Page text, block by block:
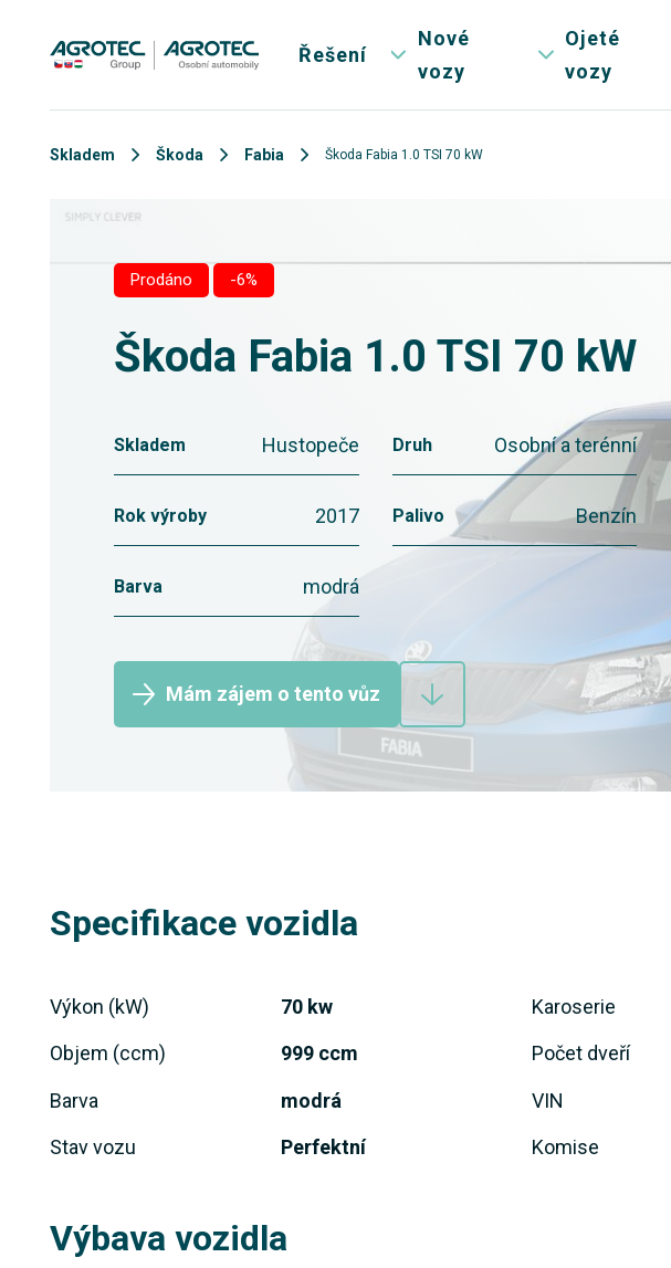
Řešení
Nové
vozy
Ojeté
vozy
Skladem Škoda Fabia Škoda Fabia 1.0 TSI 70 kW
Prodáno -6%
Škoda Fabia 1.0 TSI 70 kW
Skladem Hustopeče Druh Osobní a terénní
Rok výroby 2017 Palivo Benzín
Barva modrá
Mám zájem o tento vůz
Specifikace vozidla
Výkon (kW) 70 kw
Objem (ccm) 999 ccm
Barva modrá
Stav vozu Perfektní
Karoserie
Počet dveří
VIN
Komise
Výbava vozidla